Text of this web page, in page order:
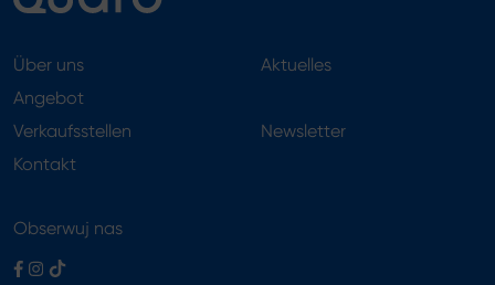
Über uns
Angebot
Aktuelles
Verkaufsstellen
Kontakt
Newsletter
Obserwuj nas